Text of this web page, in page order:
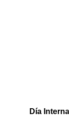
Día